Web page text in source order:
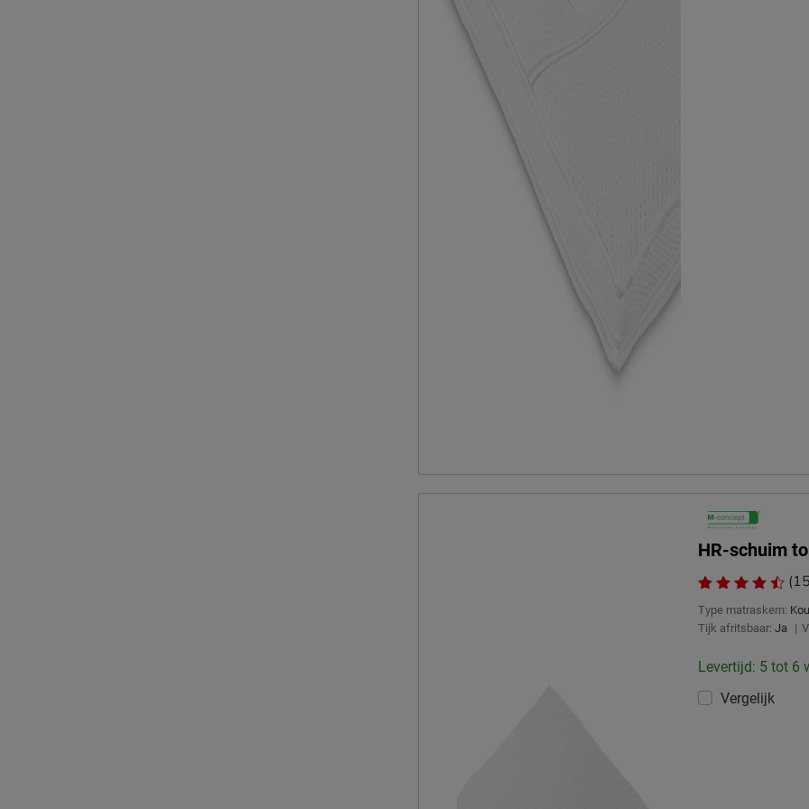
HR-schuim
Type matraskern:
Tijk afritsbaar: Ja |
Levertijd: 5 tot 6
Vergelijk